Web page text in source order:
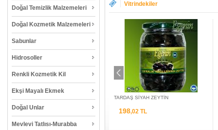
Doğal Temizlik Malzemeleri
Doğal Kozmetik Malzemeleri
Sabunlar
Hidrosoller
Renkli Kozmetik Kil
Ekşi Mayalı Ekmek
Doğal Unlar
Mevlevi Tatlısı-Murabba
Vitrindekiler
133,33 TL
TARDAŞ SİYAH ZEYTİN
198,02 TL